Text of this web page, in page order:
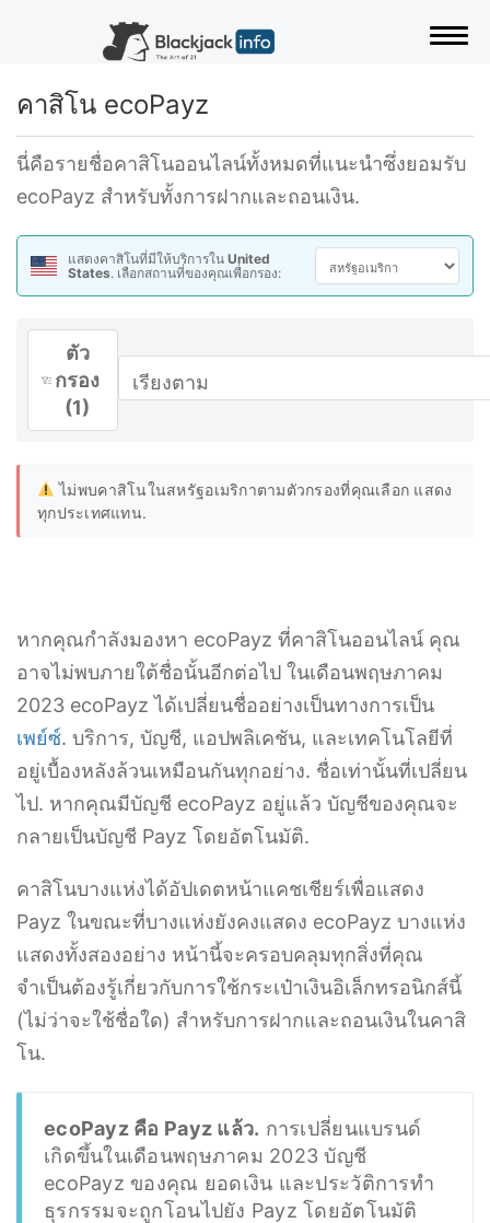
สลับ
คาสิโน ecoPayz
นี่คือรายชื่อคาสิโนออนไลน์ทั้งหมดที่แนะนำซึ่งยอมรับ
ecoPayz สำหรับทั้งการฝากและถอนเงิน.
แสดงคาสิโนที่มีให้บริการใน United
States. เลือกสถานที่ของคุณเพื่อกรอง:
ตัว
กรอง
(1)
ไม่พบคาสิโนในสหรัฐอเมริกาตามตัวกรองที่คุณเลือก แสดง
ทุกประเทศแทน.
หากคุณกำลังมองหา ecoPayz ที่คาสิโนออนไลน์ คุณ
อาจไม่พบภายใต้ชื่อนั้นอีกต่อไป ในเดือนพฤษภาคม
2023 ecoPayz ได้เปลี่ยนชื่ออย่างเป็นทางการเป็น
เพย์ซ์. บริการ, บัญชี, แอปพลิเคชัน, และเทคโนโลยีที่
อยู่เบื้องหลังล้วนเหมือนกันทุกอย่าง. ชื่อเท่านั้นที่เปลี่ยน
ไป. หากคุณมีบัญชี ecoPayz อยู่แล้ว บัญชีของคุณจะ
กลายเป็นบัญชี Payz โดยอัตโนมัติ.
คาสิโนบางแห่งได้อัปเดตหน้าแคชเชียร์เพื่อแสดง
Payz ในขณะที่บางแห่งยังคงแสดง ecoPayz บางแห่ง
แสดงทั้งสองอย่าง หน้านี้จะครอบคลุมทุกสิ่งที่คุณ
จำเป็นต้องรู้เกี่ยวกับการใช้กระเป๋าเงินอิเล็กทรอนิกส์นี้
(ไม่ว่าจะใช้ชื่อใด) สำหรับการฝากและถอนเงินในคาสิ
โน.
ecoPayz คือ Payz แล้ว. การเปลี่ยนแบรนด์
เกิดขึ้นในเดือนพฤษภาคม 2023 บัญชี
ecoPayz ของคุณ ยอดเงิน และประวัติการทำ
ธุรกรรมจะถูกโอนไปยัง Payz โดยอัตโนมัติ